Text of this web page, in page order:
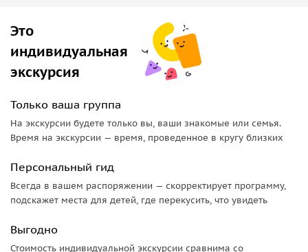
• Воскресенский Войсковой Собор
• Майдан
• Преображенская церковь
• Церковь Петра и Павла
• Дом Кондратия Булавина
Это
индивидуальная
экскурсия
Только ваша группа
На экскурсии будете только вы, ваши знакомые или семья.
Время на экскурсии — время, проведенное в кругу близких
Персональный гид
Всегда в вашем распоряжении — скорректирует программу,
подскажет места для детей, где перекусить, что увидеть
Выгодно
Стоимость индивидуальной экскурсии сравнима со